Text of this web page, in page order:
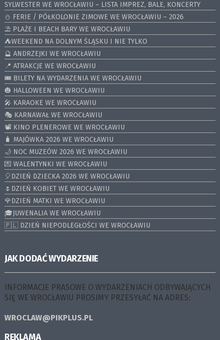
SYLWESTER WE WROCŁAWIU – LISTA IMPREZ, BALE, KONCERTY
⛄️ FERIE / PÓŁKOLONIE ZIMOWE WE WROCŁAWIU – 2026
⛱️ PLAŻE I BEACH BARY WE WROCŁAWIU
⛺️WEEKEND NA DOLNYM ŚLĄSKU I NIE TYLKO
🔮 ANDRZEJKI WE WROCŁAWIU
📍 ATRAKCJE WE WROCŁAWIU
🎟️ BILETY NA WYDARZENIA WE WROCŁAWIU
🎃 HALLOWEEN WE WROCŁAWIU
🎤 KARAOKE WE WROCŁAWIU
🎭 KARNAWAŁ WE WROCŁAWIU
📽️ KINO PLENEROWE WE WROCŁAWIU
🧳 MAJÓWKA 2026 WE WROCŁAWIU
🌙 NOC MUZEÓW 2026 WE WROCŁAWIU
💌 WALENTYNKI WE WROCŁAWIU
🎈DZIEŃ DZIECKA 2026 WE WROCŁAWIU
🌷DZIEŃ KOBIET WE WROCŁAWIU
🌹DZIEŃ MATKI WE WROCŁAWIU
🎓JUWENALIA WE WROCŁAWIU
🇵🇱 DZIEŃ NIEPODLEGŁOŚCI WE WROCŁAWIU
JAK DODAĆ WYDARZENIE
INFORMACJE PRASOWE O WYDARZENIACH ODBYWAJĄCYCH
SIĘ WE WROCŁAWIU PROSIMY PRZESYŁAĆ NA ADRES:
WROCLAW@PIKPLUS.PL
REKLAMA